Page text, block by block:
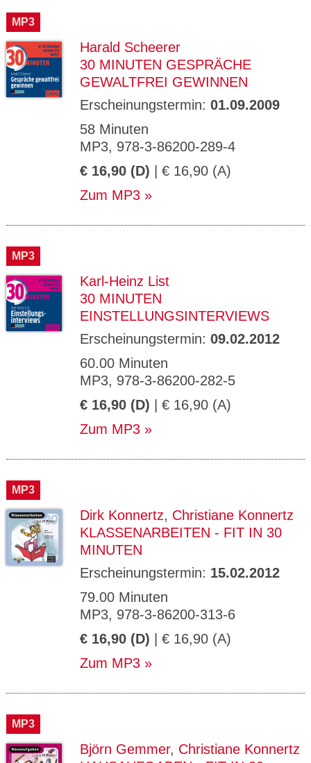
MP3
Harald Scheerer
30 MINUTEN GESPRÄCHE
GEWALTFREI GEWINNEN
Erscheinungstermin: 01.09.2009
58 Minuten
MP3, 978-3-86200-289-4
€ 16,90 (D) | € 16,90 (A)
Zum MP3
MP3
Karl-Heinz List
30 MINUTEN
EINSTELLUNGSINTERVIEWS
Erscheinungstermin: 09.02.2012
60.00 Minuten
MP3, 978-3-86200-282-5
€ 16,90 (D) | € 16,90 (A)
Zum MP3
MP3
Dirk Konnertz, Christiane Konnertz
KLASSENARBEITEN - FIT IN 30
MINUTEN
Erscheinungstermin: 15.02.2012
79.00 Minuten
MP3, 978-3-86200-313-6
€ 16,90 (D) | € 16,90 (A)
Zum MP3
MP3
Björn Gemmer, Christiane Konnertz